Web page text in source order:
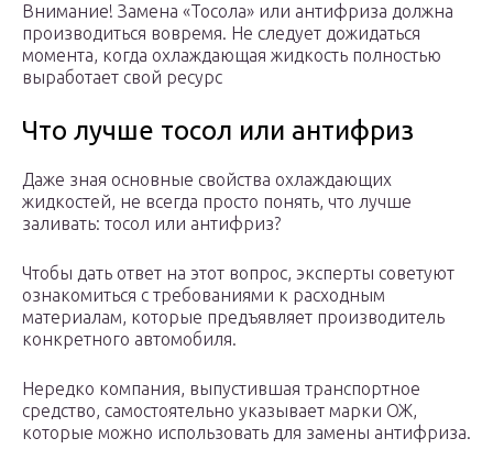
Внимание! Замена «Тосола» или антифриза должна
производиться вовремя. Не следует дожидаться
момента, когда охлаждающая жидкость полностью
выработает свой ресурс
Что лучше тосол или антифриз
Даже зная основные свойства охлаждающих
жидкостей, не всегда просто понять, что лучше
заливать: тосол или антифриз?
Чтобы дать ответ на этот вопрос, эксперты советуют
ознакомиться с требованиями к расходным
материалам, которые предъявляет производитель
конкретного автомобиля.
Нередко компания, выпустившая транспортное
средство, самостоятельно указывает марки ОЖ,
которые можно использовать для замены антифриза.